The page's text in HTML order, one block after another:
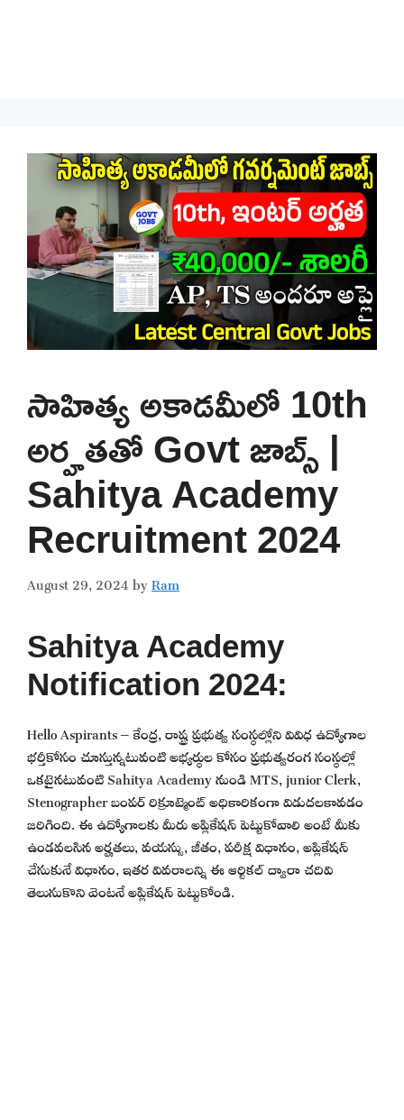
సాహిత్య అకాడమీలో 10th
అర్హతతో Govt జాబ్స్ |
Sahitya Academy
Recruitment 2024
August 29, 2024byRam
Sahitya Academy
Notification 2024:
Hello Aspirants – కేంద్ర, రాష్ట్ర ప్రభుత్వ సంస్థల్లోని వివిధ ఉద్యోగాల
భర్తీకోసం చూస్తున్నటువంటి అభ్యర్థుల కోసం ప్రభుత్వరంగ సంస్థల్లో
ఒకటైనటువంటి Sahitya Academy నుండి MTS, junior Clerk,
Stenographer బంపర్ రిక్రూట్మెంట్ అధికారికంగా విడుదలకావడం
జరిగింది. ఈ ఉద్యోగాలకు మీరు అప్లికేషన్ పెట్టుకోవాలి అంటే మీకు
ఉండవలసిన అర్హతలు, వయస్సు, జీతం, పరీక్ష విధానం, అప్లికేషన్
చేసుకునే విధానం, ఇతర వివరాలన్ని ఈ ఆర్టికల్ ద్వారా చదివి
తెలుసుకొని వెంటనే అప్లికేషన్ పెట్టుకోండి.